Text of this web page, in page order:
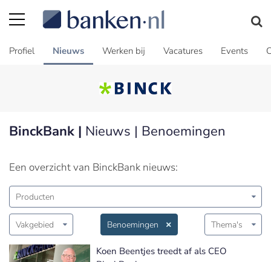
Profiel Nieuws Werken bij Vacatures Events
BinckBank | Nieuws | Benoemingen
Een overzicht van BinckBank nieuws:
Producten
Vakgebied Benoemingen Thema's
Koen Beentjes treedt af als CEO